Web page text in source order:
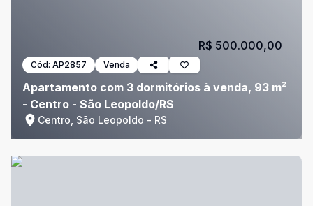
Cód: AP2857 Venda
Apartamento com 3 dormitórios à venda, 93 m²
- Centro - São Leopoldo/RS
Centro, São Leopoldo - RS
R$ 500.000,00